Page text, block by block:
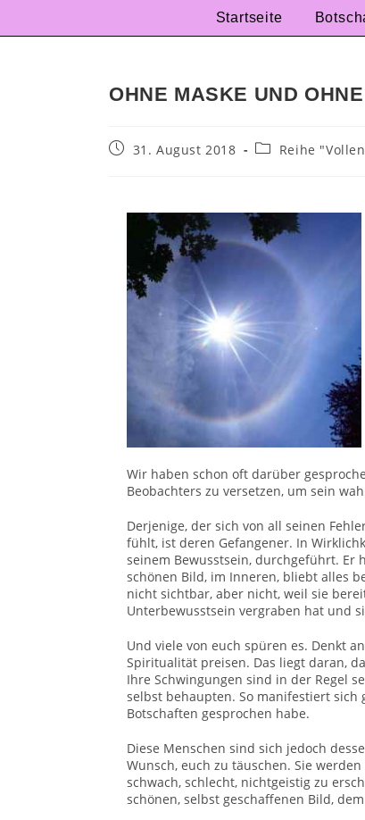
Startseite
OHNE MASKE UND
31. August 2018 Reihe
Wir haben schon oft darüber
Beobachters zu versetzen, um sein
Derjenige, der sich von all seinen
fühlt, ist deren Gefangener. In
seinem Bewusstsein, durchgeführt. Er
schönen Bild, im Inneren, bliebt alles
nicht sichtbar, aber nicht, weil sie
Unterbewusstsein vergraben hat und
Und viele von euch spüren es. Denkt
Spiritualität preisen. Das liegt daran,
Ihre Schwingungen sind in der Regel
selbst behaupten. So manifestiert
Botschaften gesprochen habe.
Diese Menschen sind sich jedoch
Wunsch, euch zu täuschen. Sie
schwach, schlecht, nichtgeistig zu
schönen, selbst geschaffenen Bild,